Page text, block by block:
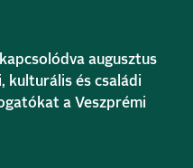
augusztus
kulturális és családi
a Veszprémi